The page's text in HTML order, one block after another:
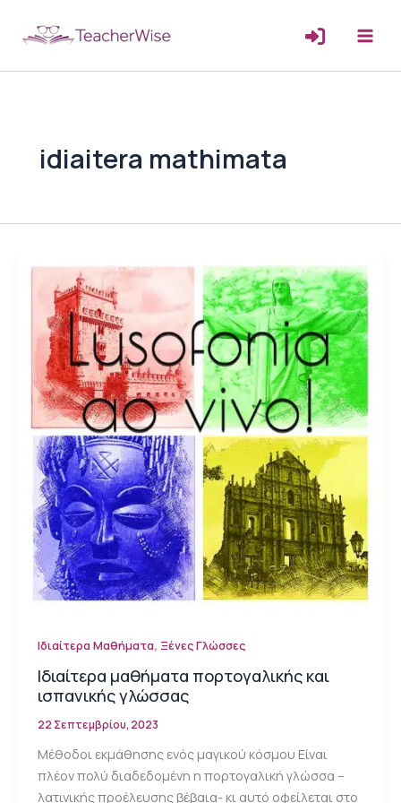
idiaitera mathimata
Ιδιαίτερα Μαθήματα, Ξένες Γλώσσες
Ιδιαίτερα μαθήματα πορτογαλικής και
ισπανικής γλώσσας
22 Σεπτεμβρίου, 2023
Μέθοδοι εκμάθησης ενός μαγικού κόσμου Είναι
πλέον πολύ διαδεδομένη η πορτογαλική γλώσσα –
λατινικής προέλευσης βέβαια- κι αυτό οφείλεται στο